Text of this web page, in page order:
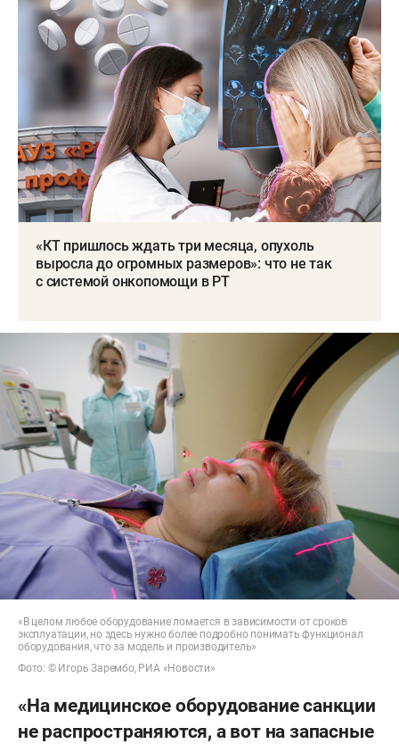
«КТ пришлось ждать три месяца, опухоль
выросла до огромных размеров»: что не так
с системой онкопомощи в РТ
«В целом любое оборудование ломается в зависимости от сроков
эксплуатации, но здесь нужно более подробно понимать функционал
оборудования, что за модель и производитель»
Фото: © Игорь Зарембо, РИА «Новости»
«На медицинское оборудование санкции
не распространяются, а вот на запасные